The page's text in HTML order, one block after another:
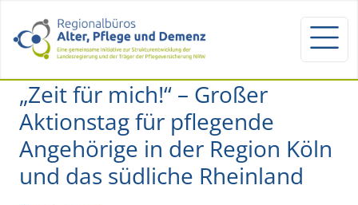
„Zeit für mich!“ – Großer
Aktionstag für pflegende
Angehörige in der Region Köln
und das südliche Rheinland